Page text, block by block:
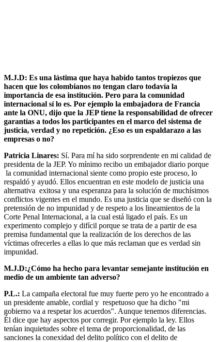
M.J.D: Es una lástima que haya habido tantos tropiezos que
hacen que los colombianos no tengan claro todavía la
importancia de esa institución. Pero para la comunidad
internacional sí lo es. Por ejemplo la embajadora de Francia
ante la ONU, dijo que la JEP tiene la responsabilidad de ofrecer
garantías a todos los participantes en el marco del sistema de
justicia, verdad y no repetición. ¿Eso es un espaldarazo a las
empresas o no?
Patricia Linares: Sí. Para mí ha sido sorprendente en mi calidad de
presidenta de la JEP. Yo mínimo recibo un embajador diario porque
la comunidad internacional siente como propio este proceso, lo
respaldó y ayudó. Ellos encuentran en este modelo de justicia una
alternativa exitosa y una esperanza para la solución de muchísimos
conflictos vigentes en el mundo. Es una justicia que se diseñó con la
pretensión de no impunidad y de respeto a los lineamientos de la
Corte Penal Internacional, a la cual está ligado el país. Es un
experimento complejo y difícil porque se trata de a partir de esa
premisa fundamental que la realización de los derechos de las
víctimas ofrecerles a ellas lo que más reclaman que es verdad sin
impunidad.
M.J.D:¿Cómo ha hecho para levantar semejante institución en
medio de un ambiente tan adverso?
P.L.: La campaña electoral fue muy fuerte pero yo he encontrado a
un presidente amable, cordial y respetuoso que ha dicho "mi
gobierno va a respetar los acuerdos". Aunque tenemos diferencias.
Él dice que hay aspectos por corregir. Por ejemplo la ley. Ellos
tenían inquietudes sobre el tema de proporcionalidad, de las
sanciones la conexidad del delito político con el delito de